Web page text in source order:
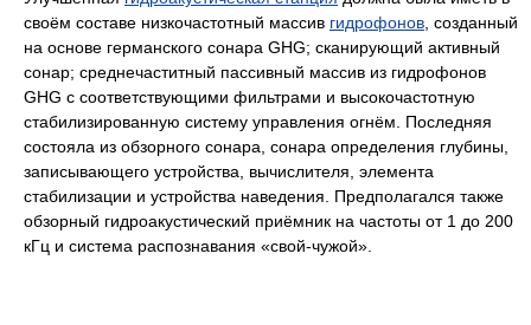
своём составе низкочастотный массив гидрофонов, созданный
на основе германского сонара GHG; сканирующий активный
сонар; среднечаститный пассивный массив из гидрофонов
GHG с соответствующими фильтрами и высокочастотную
стабилизированную систему управления огнём. Последняя
состояла из обзорного сонара, сонара определения глубины,
записывающего устройства, вычислителя, элемента
стабилизации и устройства наведения. Предполагался также
обзорный гидроакустический приёмник на частоты от 1 до 200
кГц и система распознавания «свой-чужой».